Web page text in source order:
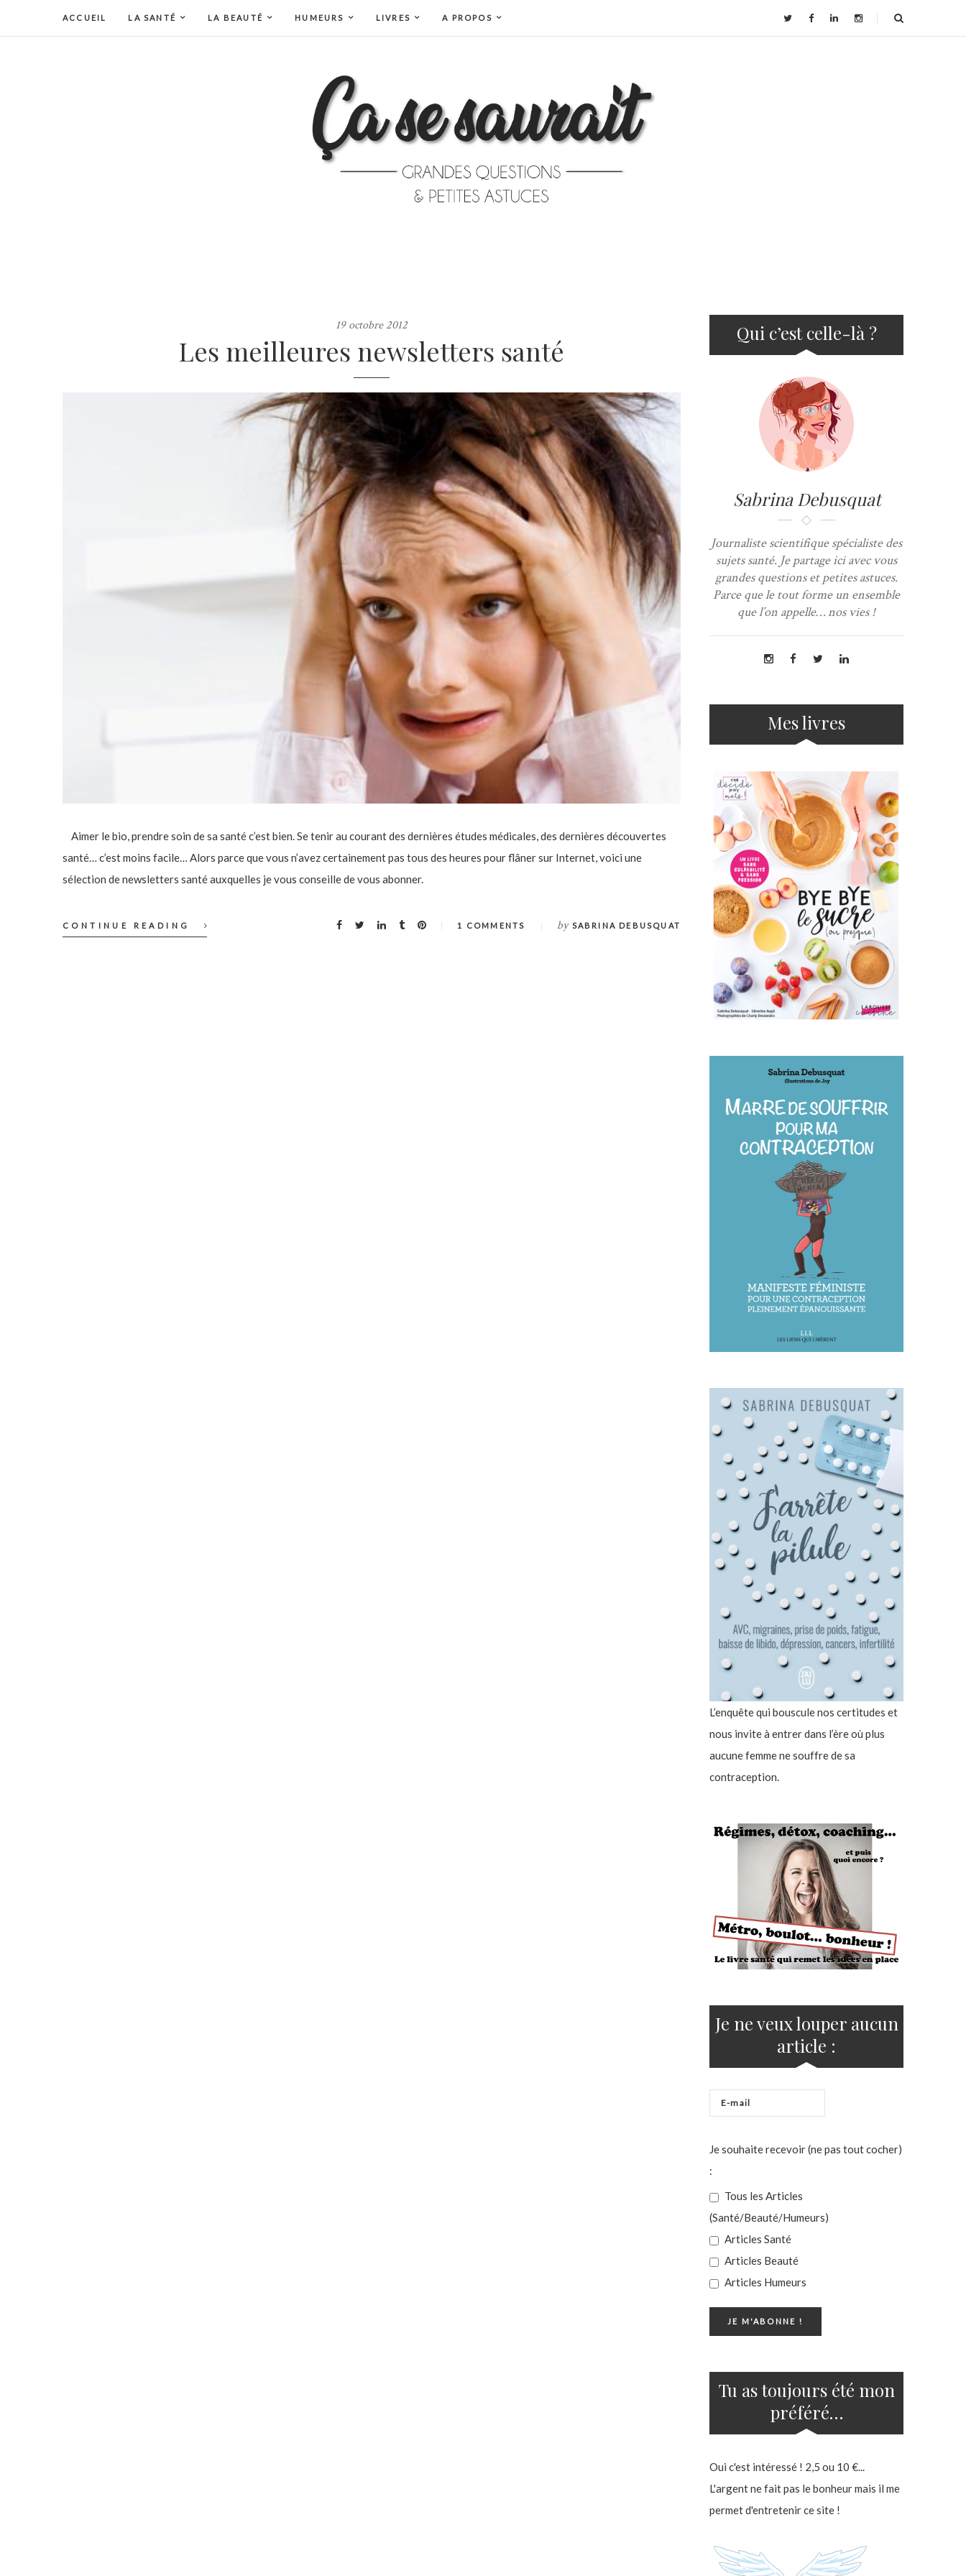
ACCUEIL LA SANTÉ LA BEAUTÉ HUMEURS LIVRES A PROPOS
19 octobre 2012
Les meilleures newsletters santé
Aimer le bio, prendre soin de sa santé c’est bien. Se tenir au courant des dernières études médicales, des dernières découvertes
santé… c’est moins facile… Alors parce que vous n’avez certainement pas tous des heures pour flâner sur Internet, voici une
sélection de newsletters santé auxquelles je vous conseille de vous abonner.
CONTINUE READING 1 COMMENTS by SABRINA DEBUSQUAT
Qui c’est celle-là ?
Sabrina Debusquat
Journaliste scientifique spécialiste des
sujets santé. Je partage ici avec vous
grandes questions et petites astuces.
Parce que le tout forme un ensemble
que l’on appelle… nos vies !
Mes livres
L’enquête qui bouscule nos certitudes et
nous invite à entrer dans l’ère où plus
aucune femme ne souffre de sa
contraception.
Je ne veux louper aucun
article :
Je souhaite recevoir (ne pas tout cocher)
:
Tous les Articles
(Santé/Beauté/Humeurs)
Articles Santé
Articles Beauté
Articles Humeurs
Tu as toujours été mon
préféré…
Oui c'est intéressé ! 2,5 ou 10 €...
L'argent ne fait pas le bonheur mais il me
permet d'entretenir ce site !